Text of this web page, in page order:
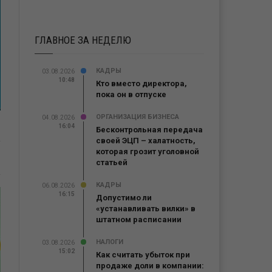
ГЛАВНОЕ ЗА НЕДЕЛЮ
03.08.2026
10:48
КАДРЫ
Кто вместо директора,
пока он в отпуске
04.08.2026
16:04
ОРГАНИЗАЦИЯ БИЗНЕСА
Бесконтрольная передача
своей ЭЦП – халатность,
которая грозит уголовной
статьей
06.08.2026
16:15
КАДРЫ
Допустимо ли
«устанавливать вилки» в
штатном расписании
03.08.2026
15:02
НАЛОГИ
Как считать убыток при
продаже доли в компании: